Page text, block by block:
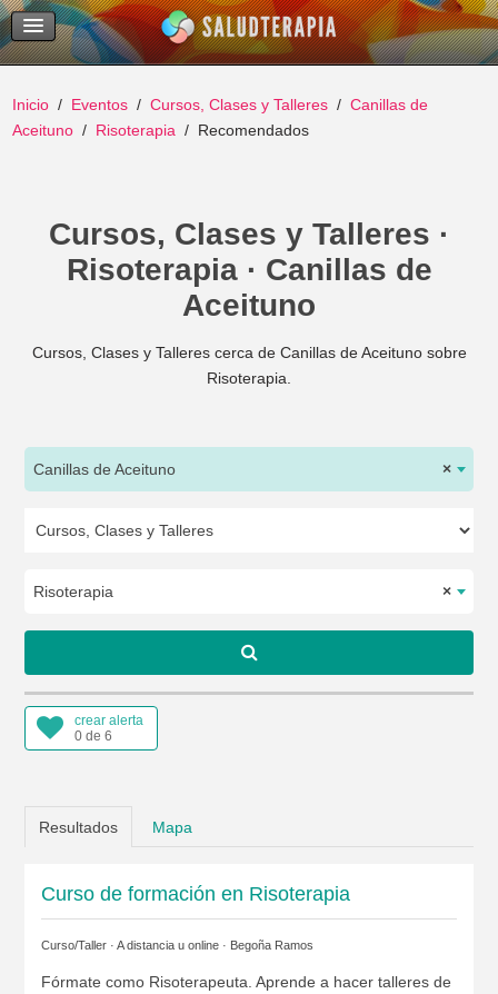
Temas Recientes
Buscar
Inicio Eventos Cursos, Clases y Talleres
Canillas de
Aceituno
Risoterapia Recomendados
Cursos, Clases y Talleres ·
Risoterapia · Canillas de
Aceituno
Cursos, Clases y Talleres cerca de Canillas de Aceituno sobre
Risoterapia.
×
Canillas de Aceituno
×
Risoterapia
crear alerta
0 de 6
Resultados Mapa
Curso de formación en Risoterapia
Curso/Taller · A distancia u online · Begoña Ramos
Fórmate como Risoterapeuta. Aprende a hacer talleres de